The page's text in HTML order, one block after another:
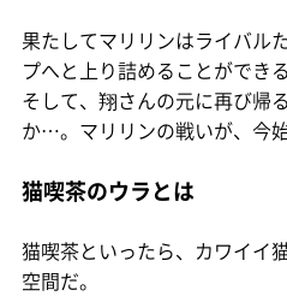
果たしてマリリンはライバル
プへと上り詰めることができ
そして、翔さんの元に再び帰
か…。マリリンの戦いが、今始
猫喫茶のウラとは
猫喫茶といったら、カワイイ
空間だ。